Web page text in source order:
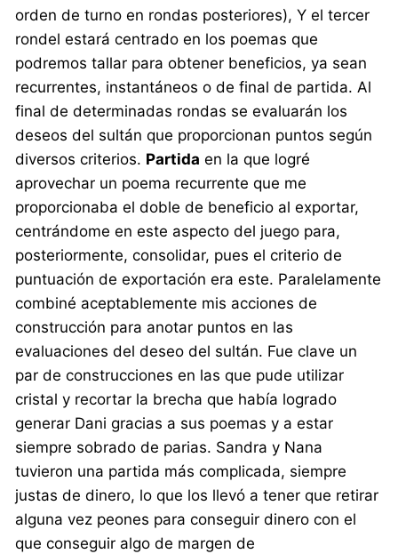
orden de turno en rondas posteriores), Y el tercer
rondel estará centrado en los poemas que
podremos tallar para obtener beneficios, ya sean
recurrentes, instantáneos o de final de partida. Al
final de determinadas rondas se evaluarán los
deseos del sultán que proporcionan puntos según
diversos criterios. Partida en la que logré
aprovechar un poema recurrente que me
proporcionaba el doble de beneficio al exportar,
centrándome en este aspecto del juego para,
posteriormente, consolidar, pues el criterio de
puntuación de exportación era este. Paralelamente
combiné aceptablemente mis acciones de
construcción para anotar puntos en las
evaluaciones del deseo del sultán. Fue clave un
par de construcciones en las que pude utilizar
cristal y recortar la brecha que había logrado
generar Dani gracias a sus poemas y a estar
siempre sobrado de parias. Sandra y Nana
tuvieron una partida más complicada, siempre
justas de dinero, lo que los llevó a tener que retirar
alguna vez peones para conseguir dinero con el
que conseguir algo de margen de